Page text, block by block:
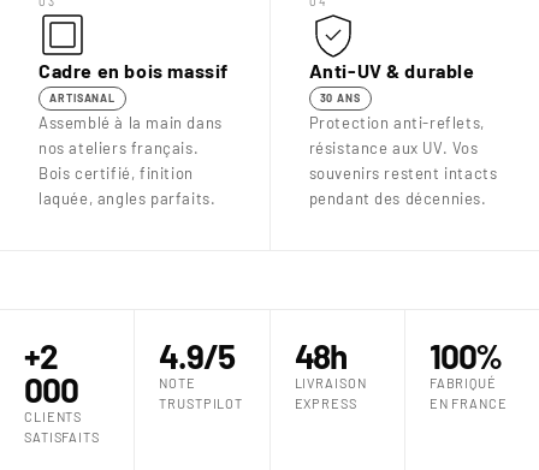
Cadre en bois massif
ARTISANAL
Assemblé à la main dans
nos ateliers français.
Bois certifié, finition
laquée, angles parfaits.
Anti-UV & durable
30 ANS
Protection anti-reflets,
résistance aux UV. Vos
souvenirs restent intacts
pendant des décennies.
+2
000
CLIENTS
SATISFAITS
4.9/5
NOTE
TRUSTPILOT
48h
LIVRAISON
EXPRESS
100%
FABRIQUÉ
EN FRANCE